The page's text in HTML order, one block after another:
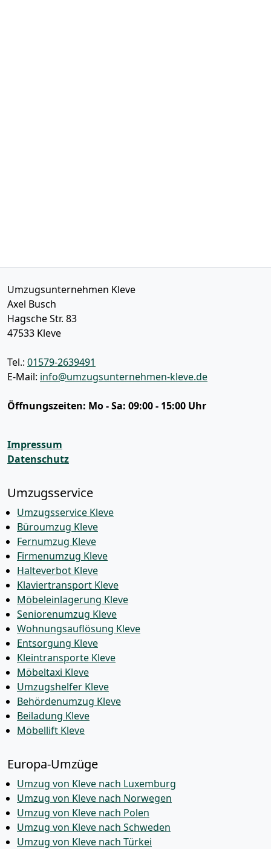
Umzugsunternehmen Kleve
Axel Busch
Hagsche Str. 83
47533 Kleve
Tel.: 01579-2639491
E-Mail: info@umzugsunternehmen-kleve.de
Öffnungszeiten: Mo - Sa: 09:00 - 15:00 Uhr
Impressum
Datenschutz
Umzugsservice
Umzugsservice Kleve
Büroumzug Kleve
Fernumzug Kleve
Firmenumzug Kleve
Halteverbot Kleve
Klaviertransport Kleve
Möbeleinlagerung Kleve
Seniorenumzug Kleve
Wohnungsauflösung Kleve
Entsorgung Kleve
Kleintransporte Kleve
Möbeltaxi Kleve
Umzugshelfer Kleve
Behördenumzug Kleve
Beiladung Kleve
Möbellift Kleve
Europa-Umzüge
Umzug von Kleve nach Luxemburg
Umzug von Kleve nach Norwegen
Umzug von Kleve nach Polen
Umzug von Kleve nach Schweden
Umzug von Kleve nach Türkei